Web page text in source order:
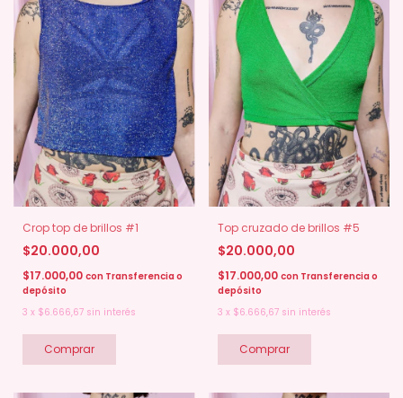
Crop top de brillos #1
$20.000,00
$17.000,00 con Transferencia o
depósito
3 x $6.666,67 sin interés
Top cruzado de brillos #5
$20.000,00
$17.000,00 con Transferencia o
depósito
3 x $6.666,67 sin interés